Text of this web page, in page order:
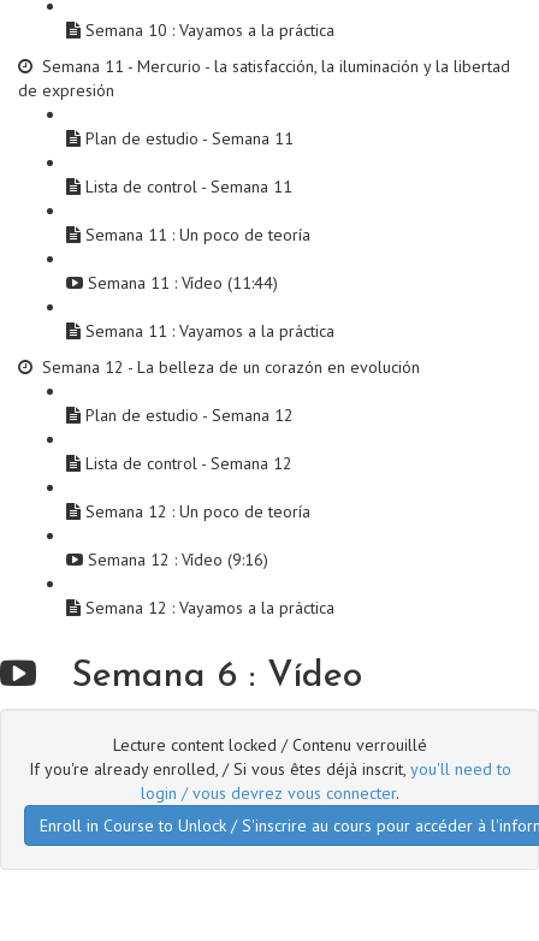
Semana 10 : Vayamos a la práctica
Semana 11 - Mercurio - la satisfacción, la iluminación y la libertad
de expresión
Plan de estudio - Semana 11
Lista de control - Semana 11
Semana 11 : Un poco de teoría
Semana 11 : Vídeo (11:44)
Semana 11 : Vayamos a la práctica
Semana 12 - La belleza de un corazón en evolución
Plan de estudio - Semana 12
Lista de control - Semana 12
Semana 12 : Un poco de teoría
Semana 12 : Vídeo (9:16)
Semana 12 : Vayamos a la práctica
Semana 6 : Vídeo
Lecture content locked / Contenu verrouillé
If you're already enrolled, / Si vous êtes déjà inscrit, you'll need to
login / vous devrez vous connecter.
Enroll in Course to Unlock / S'inscrire au cours pour accéder à